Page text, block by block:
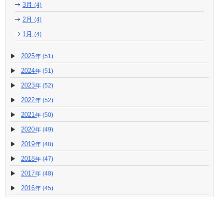
3月 (4)
2月 (4)
1月 (4)
2025 (51)
2024 (51)
2023 (52)
2022 (52)
2021 (50)
2020 (49)
2019 (48)
2018 (47)
2017 (48)
2016 (45)